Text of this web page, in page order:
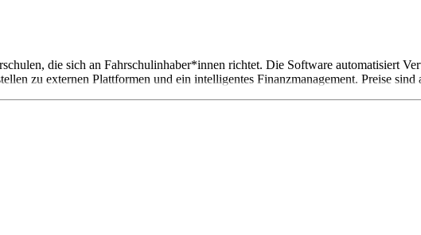
die sich an Fahrschulinhaber*innen richtet. Die Software automatisiert
zu externen Plattformen und ein intelligentes Finanzmanagement. Preise